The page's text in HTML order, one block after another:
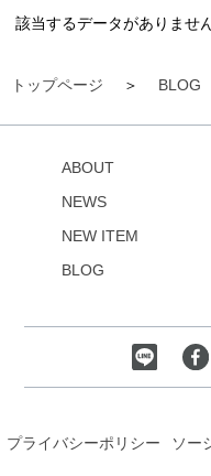
トップページ BLOG
該当するデータがありませ
ABOUT
NEWS
NEW ITEM
BLOG
プライバシーポリシー ソー